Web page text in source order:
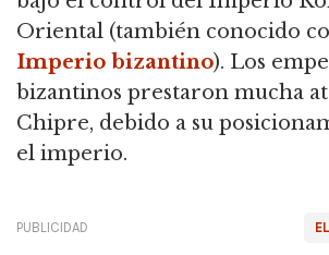
Oriental (también conocido
Imperio bizantino). Los
bizantinos prestaron mucha
Chipre, debido a su
el imperio.
PUBLICIDAD